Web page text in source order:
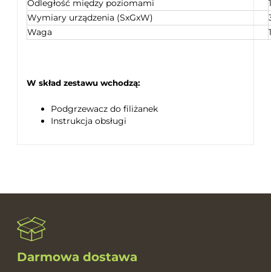
Odległość między poziomami
Wymiary urządzenia (SxGxW)
Waga
W skład zestawu wchodzą:
Podgrzewacz do filiżanek
Instrukcja obsługi
Darmowa dostawa